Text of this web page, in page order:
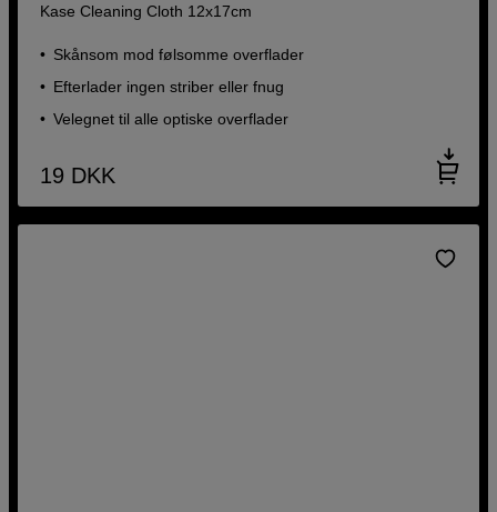
Kase Cleaning Cloth 12x17cm
Skånsom mod følsomme overflader
Efterlader ingen striber eller fnug
Velegnet til alle optiske overflader
19 DKK